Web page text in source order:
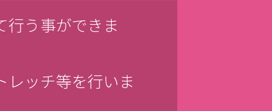
う事ができま
ッチ等を行いま